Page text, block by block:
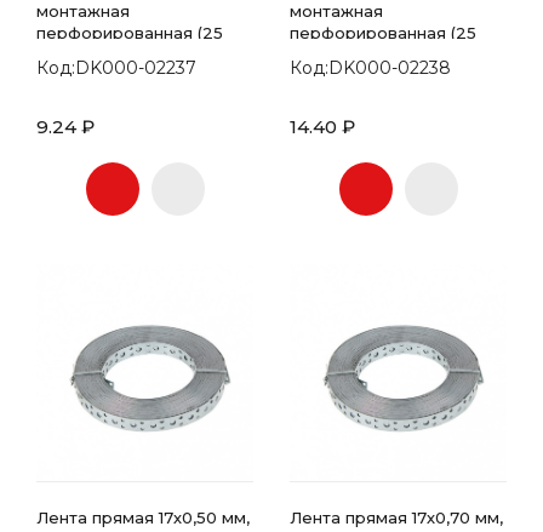
монтажная
перфорированная (25
Код:DK000-02237
9.24 ₽
монтажная
перфорированная (25
Код:DK000-02238
14.40 ₽
Лента прямая 17х0,50 мм,
Лента прямая 17х0,70 мм,